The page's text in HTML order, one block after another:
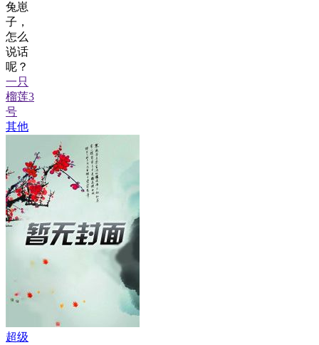
兔崽
子，
怎么
说话
呢？
一只
榴莲3
号
其他
超级